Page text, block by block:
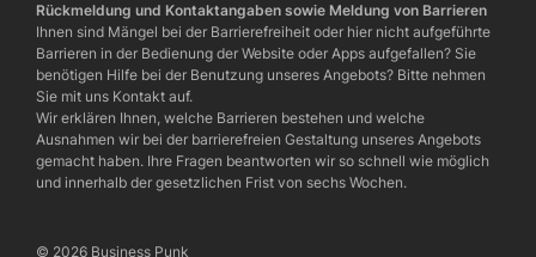
Rückmeldung und Kontaktangaben sowie Meldung von Barrieren
Ihnen sind Mängel bei der Barrierefreiheit oder hier nicht aufgeführte
Barrieren in der Bedienung der Website oder Apps aufgefallen? Sie
benötigen Hilfe bei der Benutzung unseres Angebots? Bitte nehmen
Sie mit uns Kontakt auf.
Wir erklären Ihnen, welche Barrieren bestehen und welche
Ausnahmen wir bei der barrierefreien Gestaltung unseres Angebots
gemacht haben. Ihre Fragen beantworten wir so schnell wie möglich
und innerhalb der gesetzlichen Frist von sechs Wochen.
© 2026 Business Punk